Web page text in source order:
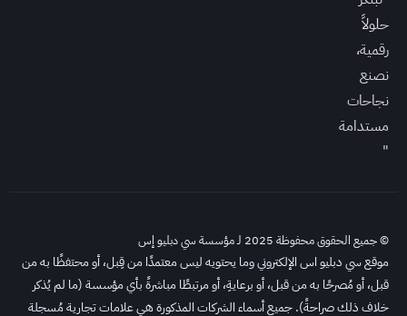
حلولاً
رقمية،
نصنع
نجاحات
مستدامة
"
© جميع الحقوق محفوظة 2025 لـ مؤسسة سي دبليو إس
موقع سي دبليو اس الإلكتروني وما يحتويه ليس معتمدًا من قِبل، أو محتفظًا به من
قبل، أو مُصرحًا به من قبل، أو برعايةِ، أو مرتبطًا مباشرةً بأي مؤسسة (ما لم يُذكر
خلاف ذلك صراحةً). جميع أسماء الشركات المذكورة هي علامات تجارية مُسجلة